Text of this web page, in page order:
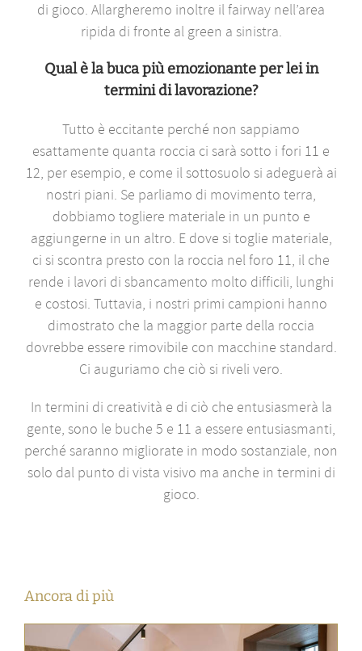
di gioco. Allargheremo inoltre il fairway nell’area
ripida di fronte al green a sinistra.
Qual è la buca più emozionante per lei in
termini di lavorazione?
Tutto è eccitante perché non sappiamo
esattamente quanta roccia ci sarà sotto i fori 11 e
12, per esempio, e come il sottosuolo si adeguerà ai
nostri piani. Se parliamo di movimento terra,
dobbiamo togliere materiale in un punto e
aggiungerne in un altro. E dove si toglie materiale,
ci si scontra presto con la roccia nel foro 11, il che
rende i lavori di sbancamento molto difficili, lunghi
e costosi. Tuttavia, i nostri primi campioni hanno
dimostrato che la maggior parte della roccia
dovrebbe essere rimovibile con macchine standard.
Ci auguriamo che ciò si riveli vero.
In termini di creatività e di ciò che entusiasmerà la
gente, sono le buche 5 e 11 a essere entusiasmanti,
perché saranno migliorate in modo sostanziale, non
solo dal punto di vista visivo ma anche in termini di
gioco.
Ancora di più